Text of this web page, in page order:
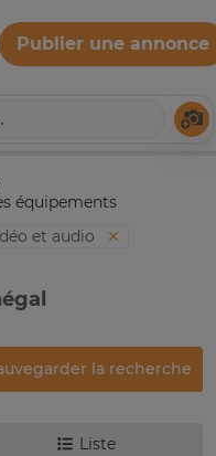
Publier une annonce
équipements
et audio
la recherche
Liste